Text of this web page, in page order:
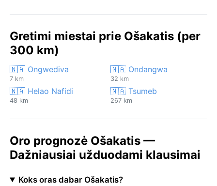
Gretimi miestai prie Ošakatis (per
300 km)
🇳🇦 Ongwediva
7 km
🇳🇦 Ondangwa
32 km
🇳🇦 Helao Nafidi
48 km
🇳🇦 Tsumeb
267 km
Oro prognozė Ošakatis —
Dažniausiai užduodami klausimai
Koks oras dabar Ošakatis?